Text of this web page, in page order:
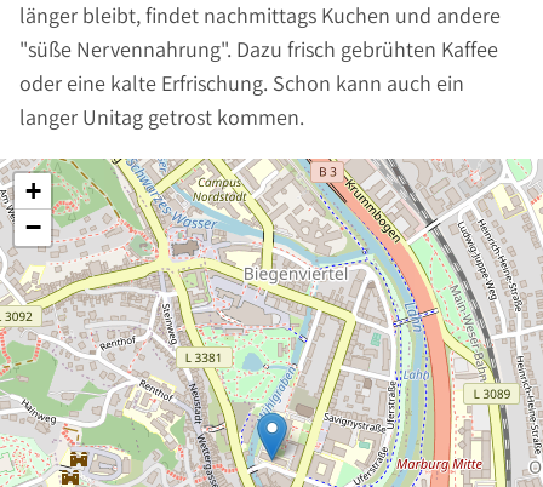
länger bleibt, findet nachmittags Kuchen und andere
"süße Nervennahrung". Dazu frisch gebrühten Kaffee
oder eine kalte Erfrischung. Schon kann auch ein
langer Unitag getrost kommen.
+
−